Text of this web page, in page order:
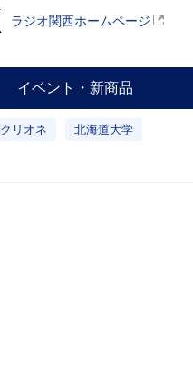
ラジオ関西ホームページ
イベント・新商品
クリオネ 北海道大学